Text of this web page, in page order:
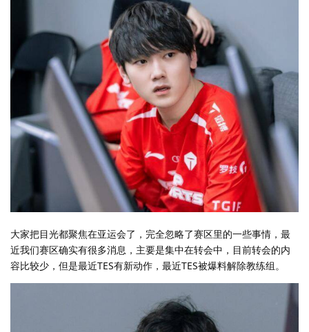
大家把目光都聚焦在亚运会了，完全忽略了赛区里的一些事情，最
近我们赛区确实有很多消息，主要是集中在转会中，目前转会的内
容比较少，但是最近TES有新动作，最近TES被爆料解除教练组。